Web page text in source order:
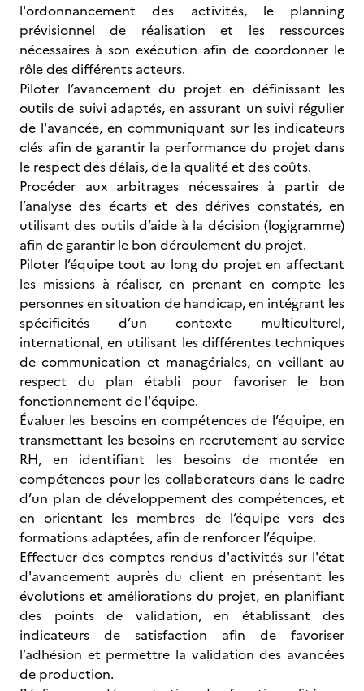
l'ordonnancement des activités, le planning
prévisionnel de réalisation et les ressources
nécessaires à son exécution afin de coordonner le
rôle des différents acteurs.
Piloter l’avancement du projet en définissant les
outils de suivi adaptés, en assurant un suivi régulier
de l'avancée, en communiquant sur les indicateurs
clés afin de garantir la performance du projet dans
le respect des délais, de la qualité et des coûts.
Procéder aux arbitrages nécessaires à partir de
l’analyse des écarts et des dérives constatés, en
utilisant des outils d’aide à la décision (logigramme)
afin de garantir le bon déroulement du projet.
Piloter l’équipe tout au long du projet en affectant
les missions à réaliser, en prenant en compte les
personnes en situation de handicap, en intégrant les
spécificités d’un contexte multiculturel,
international, en utilisant les différentes techniques
de communication et managériales, en veillant au
respect du plan établi pour favoriser le bon
fonctionnement de l'équipe.
Évaluer les besoins en compétences de l’équipe, en
transmettant les besoins en recrutement au service
RH, en identifiant les besoins de montée en
compétences pour les collaborateurs dans le cadre
d’un plan de développement des compétences, et
en orientant les membres de l’équipe vers des
formations adaptées, afin de renforcer l’équipe.
Effectuer des comptes rendus d'activités sur l'état
d'avancement auprès du client en présentant les
évolutions et améliorations du projet, en planifiant
des points de validation, en établissant des
indicateurs de satisfaction afin de favoriser
l’adhésion et permettre la validation des avancées
de production.